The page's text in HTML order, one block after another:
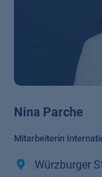
Nina Parche
Mitarbeiterin
Würzburger